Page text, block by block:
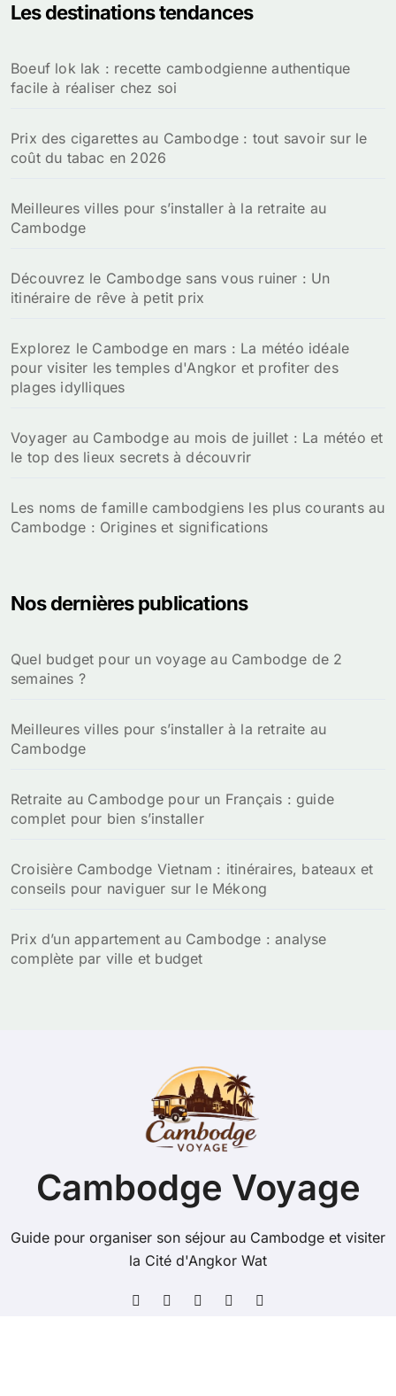
r
e
r
Les destinations tendances
Boeuf lok lak : recette cambodgienne authentique
facile à réaliser chez soi
Prix des cigarettes au Cambodge : tout savoir sur le
coût du tabac en 2026
Meilleures villes pour s’installer à la retraite au
Cambodge
Découvrez le Cambodge sans vous ruiner : Un
itinéraire de rêve à petit prix
Explorez le Cambodge en mars : La météo idéale
pour visiter les temples d'Angkor et profiter des
plages idylliques
Voyager au Cambodge au mois de juillet : La météo et
le top des lieux secrets à découvrir
Les noms de famille cambodgiens les plus courants au
Cambodge : Origines et significations
Nos dernières publications
Quel budget pour un voyage au Cambodge de 2
semaines ?
Meilleures villes pour s’installer à la retraite au
Cambodge
Retraite au Cambodge pour un Français : guide
complet pour bien s’installer
Croisière Cambodge Vietnam : itinéraires, bateaux et
conseils pour naviguer sur le Mékong
Prix d’un appartement au Cambodge : analyse
complète par ville et budget
Cambodge Voyage
Guide pour organiser son séjour au Cambodge et visiter
la Cité d'Angkor Wat